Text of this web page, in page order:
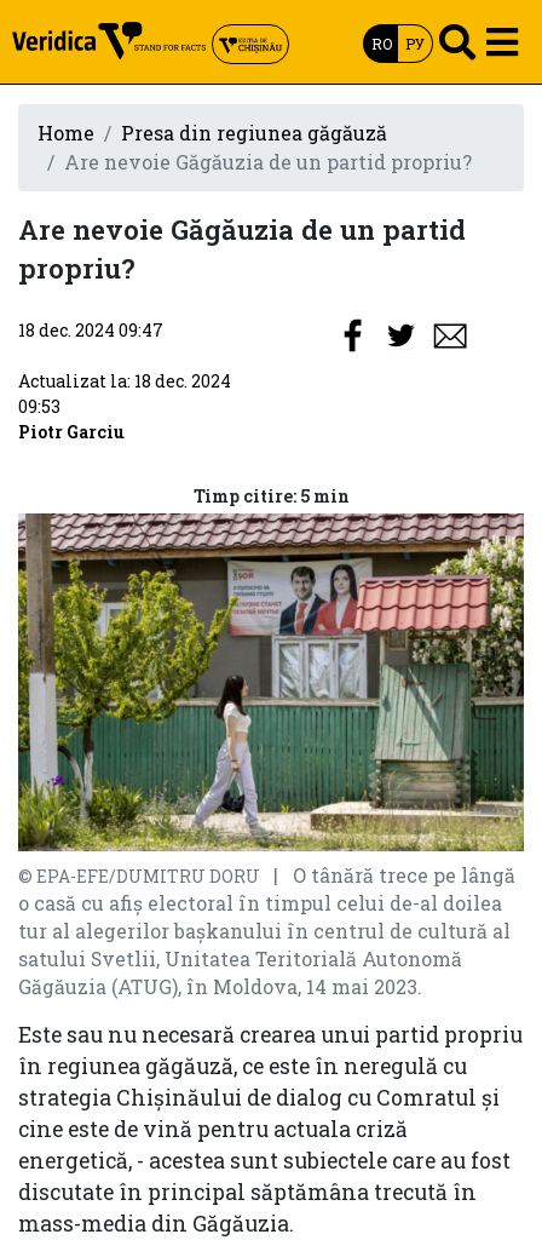
RO РУ
Home
Presa din regiunea găgăuză
Are nevoie Găgăuzia de un partid propriu?
Are nevoie Găgăuzia de un partid
propriu?
© EPA-EFE/DUMITRU DORU
| O tânără trece pe lângă
o casă cu afiș electoral în timpul celui de-al doilea
tur al alegerilor bașkanului în centrul de cultură al
satului Svetlii, Unitatea Teritorială Autonomă
Găgăuzia (ATUG), în Moldova, 14 mai 2023.
Este sau nu necesară crearea unui partid propriu
în regiunea găgăuză, ce este în neregulă cu
strategia Chișinăului de dialog cu Comratul și
cine este de vină pentru actuala criză
energetică, - acestea sunt subiectele care au fost
discutate în principal săptămâna trecută în
mass-media din Găgăuzia.
18 dec. 2024 09:47
Actualizat la: 18 dec. 2024
09:53
Piotr Garciu
Timp citire: 5 min